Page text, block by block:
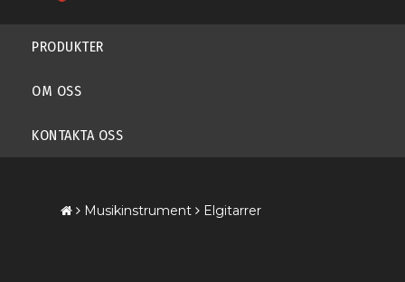
PRODUKTER
OM OSS
KONTAKTA OSS
Musikinstrument Elgitarrer